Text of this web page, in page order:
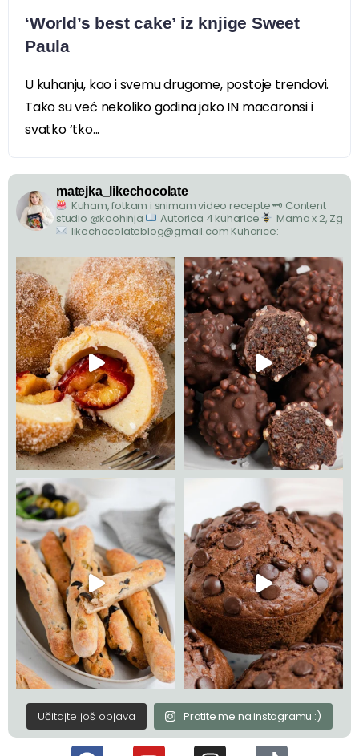
‘World’s best cake’ iz knjige Sweet
Paula
U kuhanju, kao i svemu drugome, postoje trendovi.
Tako su već nekoliko godina jako IN macaronsi i
svatko ‘tko...
matejka_likechocolate
Kuham, fotkam i snimam video recepte🗝 Content
studio @koohinja
Autorica 4 kuharice
Mama x 2, Zg
likechocolateblog@gmail.com Kuharice:
Učitajte još objava Pratite me na instagramu :)